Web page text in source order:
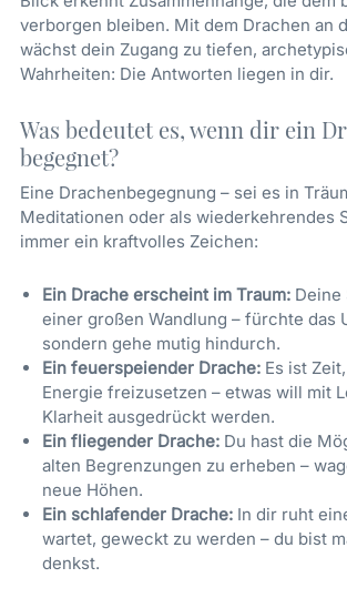
verborgen bleiben. Mit dem Drachen an
wächst dein Zugang zu tiefen,
Wahrheiten: Die Antworten liegen in dir.
Was bedeutet es, wenn dir ein
begegnet?
Eine Drachenbegegnung – sei es in
Meditationen oder als wiederkehrendes
immer ein kraftvolles Zeichen:
Ein Drache erscheint im Traum: Deine
einer großen Wandlung – fürchte das
sondern gehe mutig hindurch.
Ein feuerspeiender Drache: Es ist
Energie freizusetzen – etwas will mit
Klarheit ausgedrückt werden.
Ein fliegender Drache: Du hast die
alten Begrenzungen zu erheben –
neue Höhen.
Ein schlafender Drache: In dir ruht
wartet, geweckt zu werden – du bist
denkst.